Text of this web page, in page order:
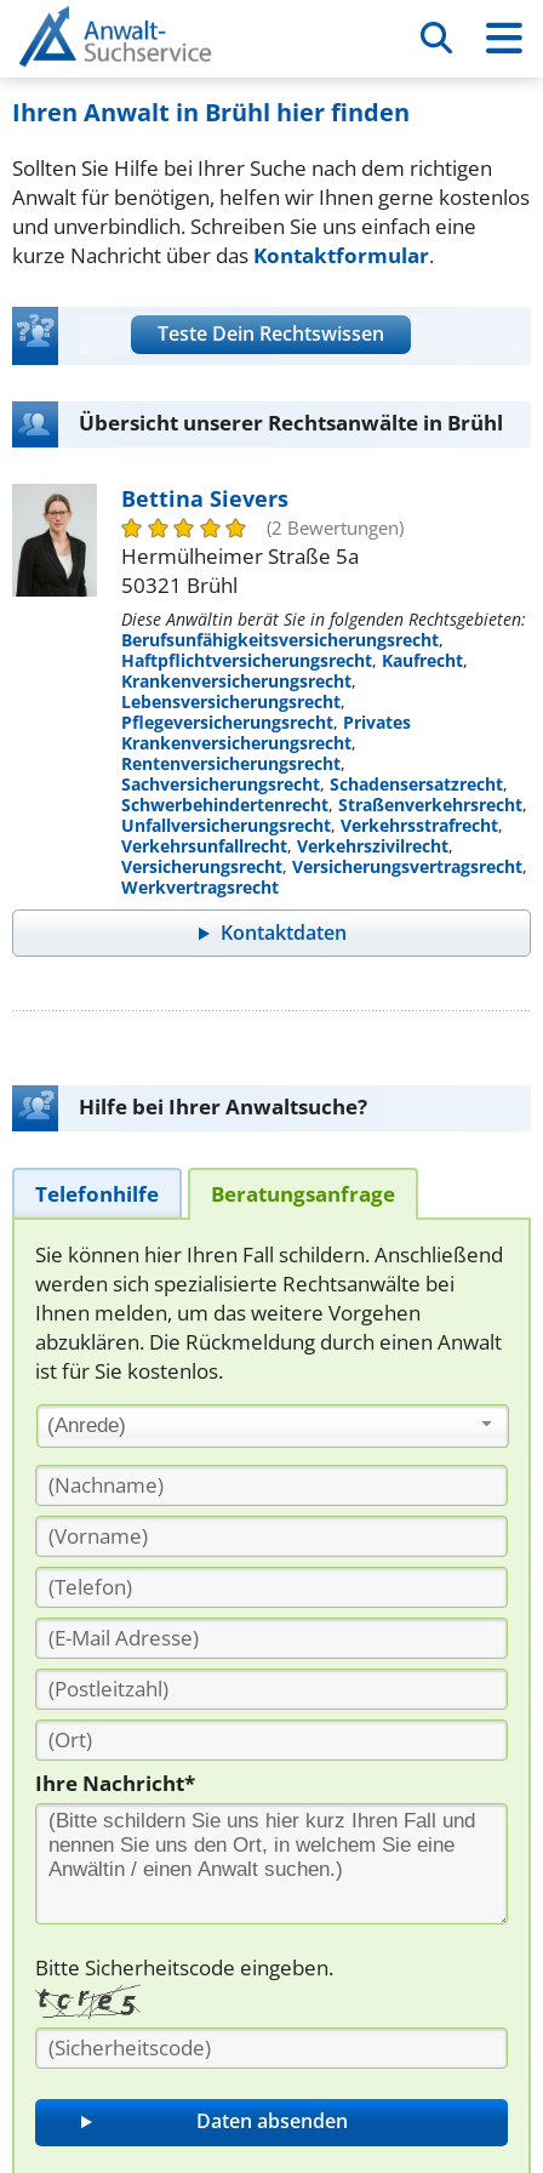
Ihren Anwalt in Brühl hier finden
Sollten Sie Hilfe bei Ihrer Suche nach dem richtigen
Anwalt für benötigen, helfen wir Ihnen gerne kostenlos
und unverbindlich. Schreiben Sie uns einfach eine
kurze Nachricht über das Kontaktformular.
Teste Dein Rechtswissen
Übersicht unserer Rechtsanwälte in Brühl
Bettina Sievers
(2 Bewertungen)
Hermülheimer Straße 5a
50321 Brühl
Diese Anwältin berät Sie in folgenden Rechtsgebieten:
Berufsunfähigkeitsversicherungsrecht,
Haftpflichtversicherungsrecht, Kaufrecht,
Krankenversicherungsrecht,
Lebensversicherungsrecht,
Pflegeversicherungsrecht, Privates
Krankenversicherungsrecht,
Rentenversicherungsrecht,
Sachversicherungsrecht, Schadensersatzrecht,
Schwerbehindertenrecht, Straßenverkehrsrecht,
Unfallversicherungsrecht, Verkehrsstrafrecht,
Verkehrsunfallrecht, Verkehrszivilrecht,
Versicherungsrecht, Versicherungsvertragsrecht,
Werkvertragsrecht
Kontaktdaten
Hilfe bei Ihrer Anwaltsuche?
Telefonhilfe Beratungsanfrage
Sie können hier Ihren Fall schildern. Anschließend
werden sich spezialisierte Rechtsanwälte bei
Ihnen melden, um das weitere Vorgehen
abzuklären. Die Rückmeldung durch einen Anwalt
ist für Sie kostenlos.
(Anrede)
Ihre Nachricht*
Bitte Sicherheitscode eingeben.